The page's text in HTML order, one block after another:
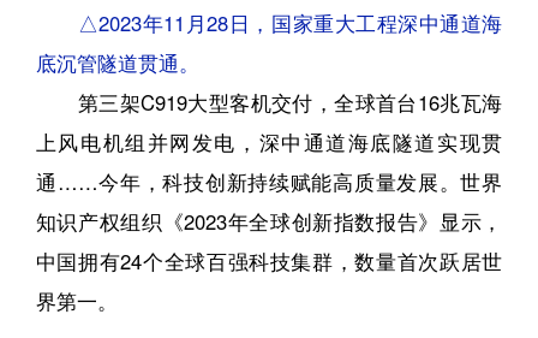
△2023年11月28日，国家重大工程深中通道海
底沉管隧道贯通。
第三架C919大型客机交付，全球首台16兆瓦海
上风电机组并网发电，深中通道海底隧道实现贯
通……今年，科技创新持续赋能高质量发展。世界
知识产权组织《2023年全球创新指数报告》显示，
中国拥有24个全球百强科技集群，数量首次跃居世
界第一。